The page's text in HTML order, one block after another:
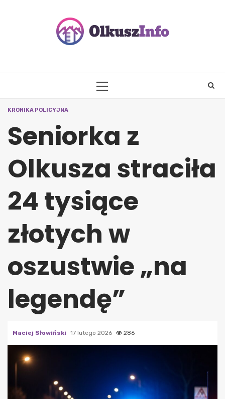
PRIMARY
KRONIKA POLICYJNA
Seniorka z
Olkusza straciła
24 tysiące
złotych w
oszustwie „na
legendę”
Maciej Słowiński 17 lutego 2026 286